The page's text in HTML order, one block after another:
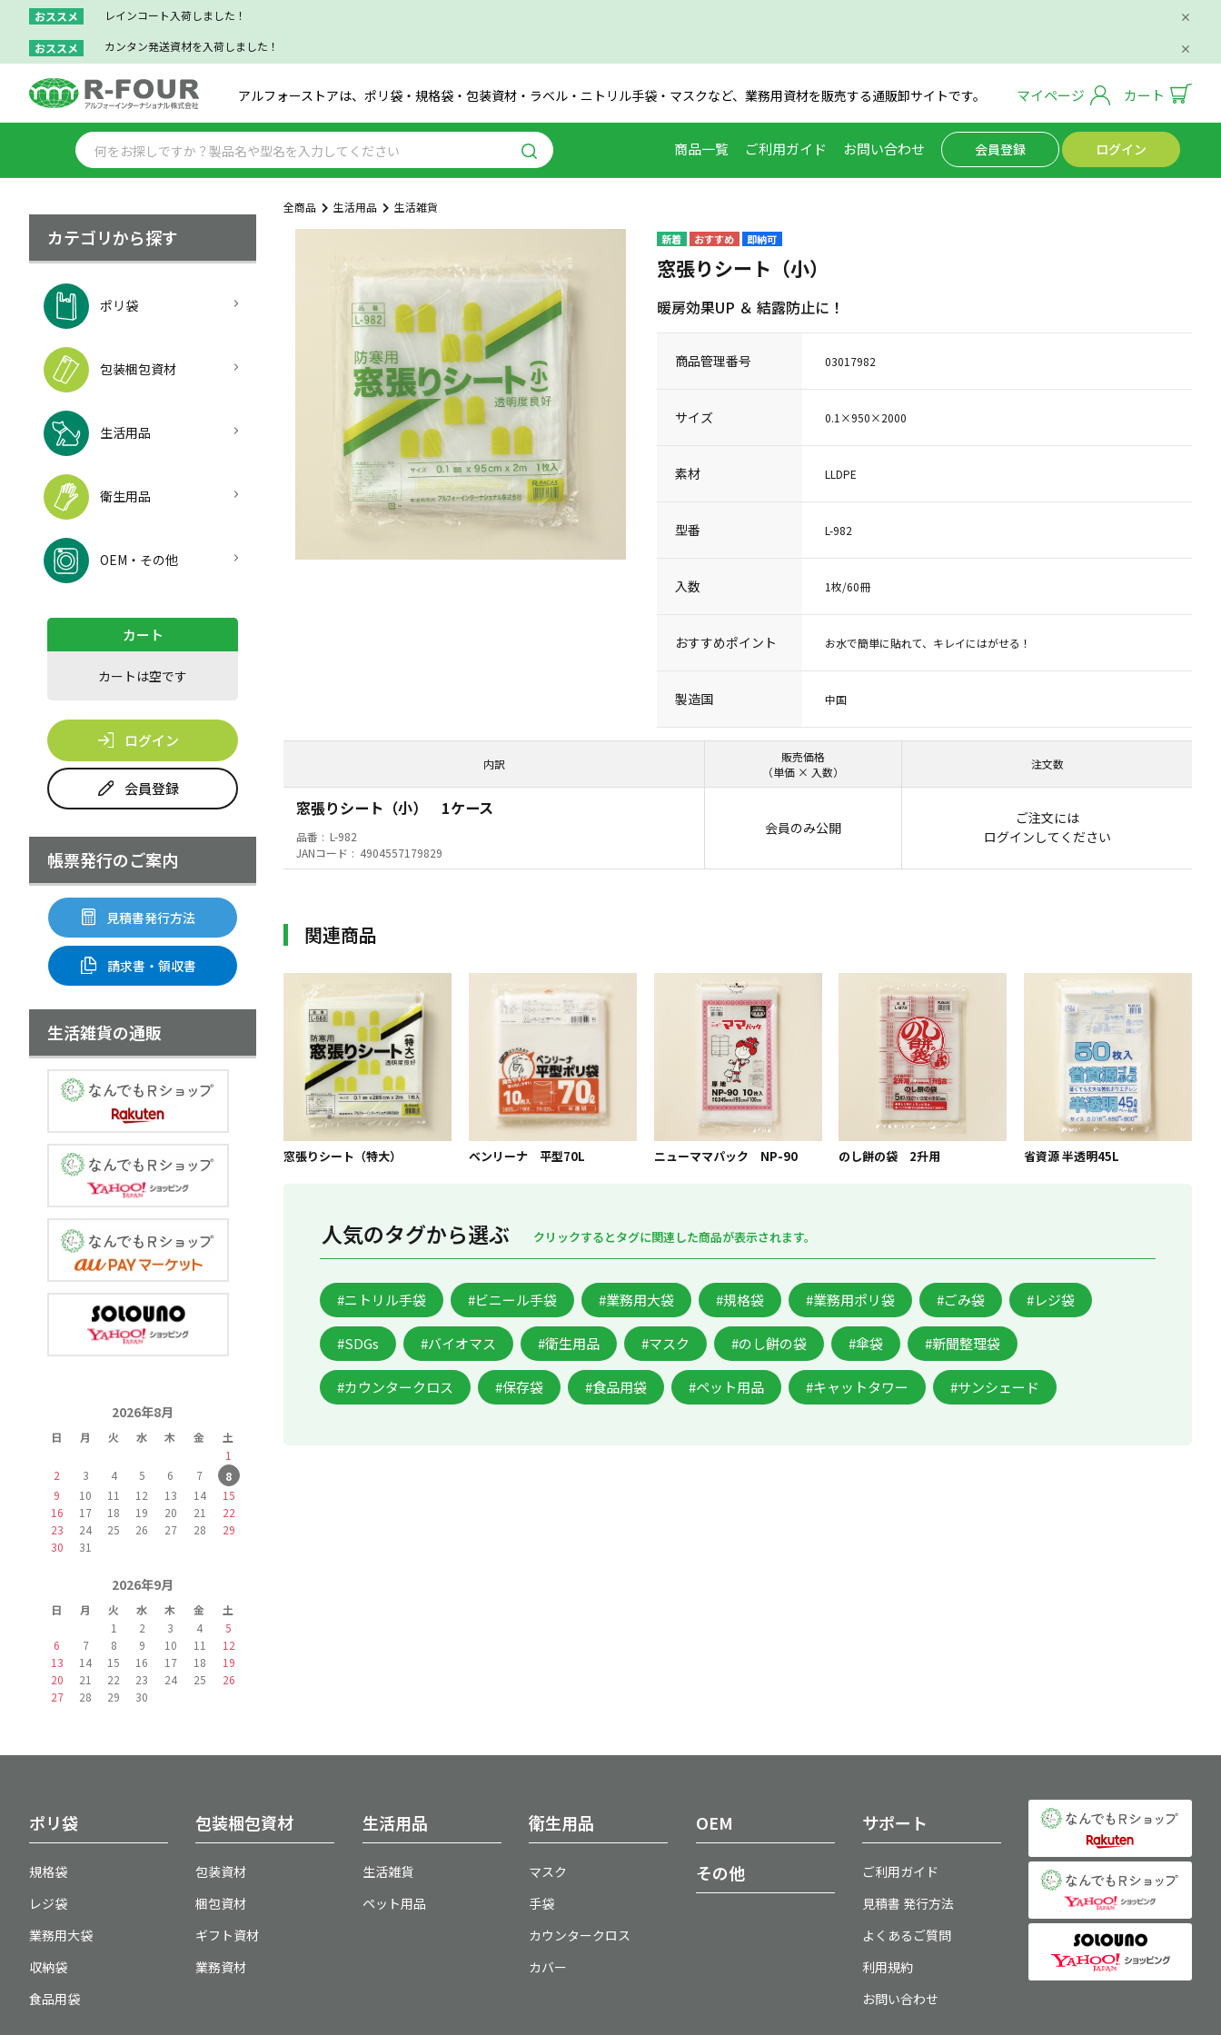
おススメ レインコート入荷しました！
おススメ カンタン発送資材を入荷しました！
アルフォーストアは、ポリ袋・規格袋・包装資材・ラベル・ニトリル手袋・マスクなど、業務用資材を販売する通販卸サイトです。 マイページ カート
商品一覧 ご利用ガイド お問い合わせ 会員登録 ログイン
全商品 生活用品 生活雑貨
即納可
窓張りシート（小）
暖房効果UP ＆ 結露防止に！
商品管理番号 03017982
サイズ 0.1×950×2000
素材 LLDPE
型番 L-982
入数 1枚/60冊
おすすめポイント お水で簡単に貼れて、キレイにはがせる！
製造国 中国
内訳
販売価格
（単価 × 入数）
注文数
窓張りシート（小） 1ケース
品番
L-982
JANコード
4904557179829
会員のみ公開
ご注文には
ログイン してください
関連商品
窓張りシート（特大） ベンリーナ 平型70L ニューママパック NP-90 のし餅の袋 2升用 省資源 半透明45L
人気のタグから選ぶ クリックするとタグに関連した商品が表示されます。
#ニトリル手袋 #ビニール手袋 #業務用大袋 #規格袋 #業務用ポリ袋 #ごみ袋 #レジ袋
#SDGs #バイオマス #衛生用品 #マスク #のし餅の袋 #傘袋 #新聞整理袋
#カウンタークロス #保存袋 #食品用袋 #ペット用品 #キャットタワー #サンシェード
カテゴリから探す
ポリ袋
包装梱包資材
生活用品
衛生用品
OEM・その他
カート
カートは空です
ログイン
会員登録
帳票発行のご案内
見積書発行方法
請求書・領収書
生活雑貨の通販
2026年8月
日 月 火 水 木 金
土
1
2
3 4 5 6 7
8
9
10 11 12 13 14
15
16
17 18 19 20 21
22
23
24 25 26 27 28
29
30
31
2026年9月
日 月 火 水 木 金
土
1
2 3 4
5
6
7 8 9 10 11
12
13
14 15 16 17 18
19
20
21 22 23 24 25
26
27
28 29 30
ポリ袋
規格袋
レジ袋
業務用大袋
収納袋
食品用袋
包装梱包資材
包装資材
梱包資材
ギフト資材
業務資材
生活用品
生活雑貨
ペット用品
衛生用品
マスク
手袋
カウンタークロス
カバー
OEM
その他
サポート
ご利用ガイド
見積書 発行方法
よくあるご質問
利用規約
お問い合わせ